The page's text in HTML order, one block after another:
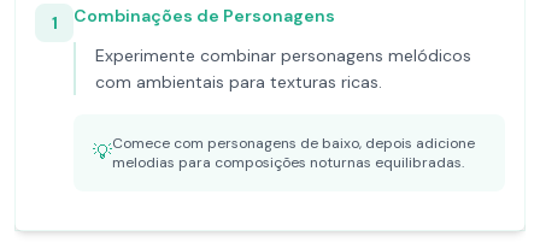
1
Combinações de Personagens
Experimente combinar personagens melódicos
com ambientais para texturas ricas.
💡Comece com personagens de baixo, depois adicione
melodias para composições noturnas equilibradas.